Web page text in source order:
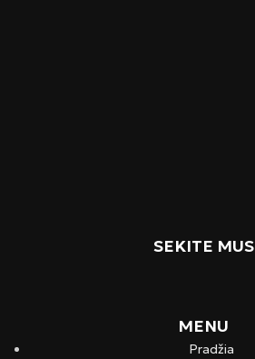
SEKITE MUS
MENU
Pradžia